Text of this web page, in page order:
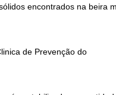
encontrados na beira
de Prevenção do